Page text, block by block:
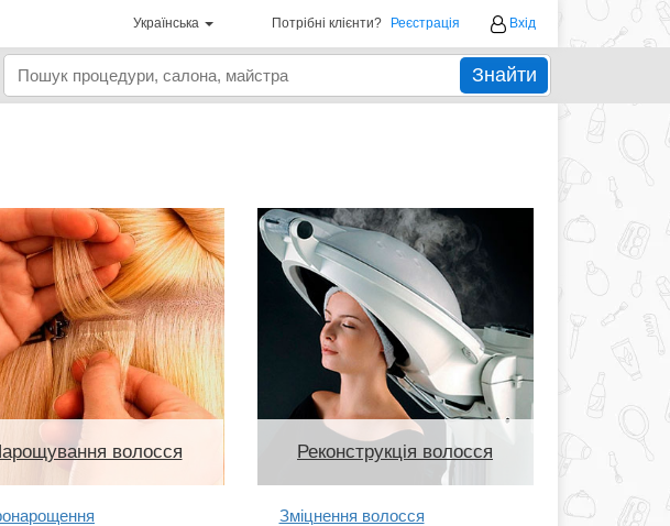
Українська Потрібні клієнти? Реєстрація Вхід
Знайти
волосся Реконструкція волосся
Зміцнення волосся